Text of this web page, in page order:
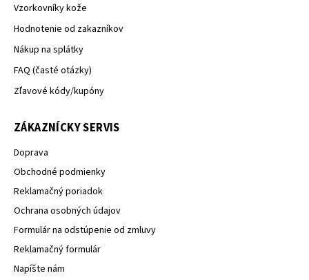
Vzorkovníky kože
Hodnotenie od zakazníkov
Nákup na splátky
FAQ (časté otázky)
Zľavové kódy/kupóny
ZÁKAZNÍCKY SERVIS
Doprava
Obchodné podmienky
Reklamačný poriadok
Ochrana osobných údajov
Formulár na odstúpenie od zmluvy
Reklamačný formulár
Napíšte nám